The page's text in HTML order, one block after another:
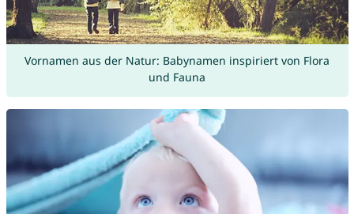
Vornamen aus der Natur: Babynamen inspiriert von Flora
und Fauna